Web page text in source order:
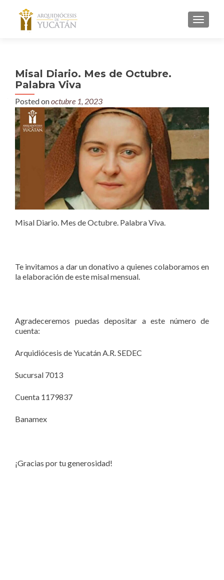
MENU
Misal Diario. Mes de Octubre.
Palabra Viva
Posted onoctubre 1, 2023
Misal Diario. Mes de Octubre. Palabra Viva.
Te invitamos a dar un donativo a quienes colaboramos en
la elaboración de este misal mensual.
Agradeceremos puedas depositar a este número de
cuenta:
Arquidiócesis de Yucatán A.R. SEDEC
Sucursal 7013
Cuenta 1179837
Banamex
¡Gracias por tu generosidad!